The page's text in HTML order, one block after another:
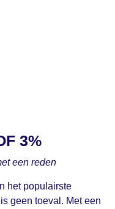
3%
een reden
het populairste
geen toeval. Met een